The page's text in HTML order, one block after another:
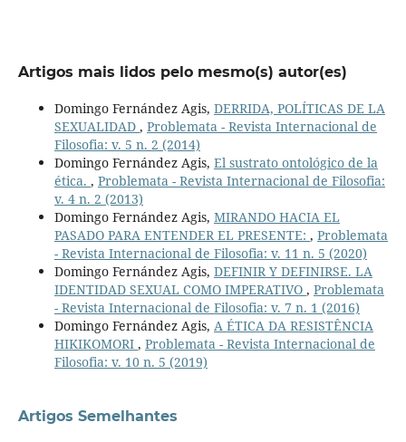
Artigos mais lidos pelo mesmo(s) autor(es)
Domingo Fernández Agis, DERRIDA, POLÍTICAS DE LA
SEXUALIDAD , Problemata - Revista Internacional de
Filosofia: v. 5 n. 2 (2014)
Domingo Fernández Agis, El sustrato ontológico de la
ética. , Problemata - Revista Internacional de Filosofia:
v. 4 n. 2 (2013)
Domingo Fernández Agis, MIRANDO HACIA EL
PASADO PARA ENTENDER EL PRESENTE: , Problemata
- Revista Internacional de Filosofia: v. 11 n. 5 (2020)
Domingo Fernández Agis, DEFINIR Y DEFINIRSE. LA
IDENTIDAD SEXUAL COMO IMPERATIVO , Problemata
- Revista Internacional de Filosofia: v. 7 n. 1 (2016)
Domingo Fernández Agis, A ÉTICA DA RESISTÊNCIA
HIKIKOMORI , Problemata - Revista Internacional de
Filosofia: v. 10 n. 5 (2019)
Artigos Semelhantes